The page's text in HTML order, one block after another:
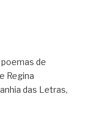
poemas de
Regina
das Letras,